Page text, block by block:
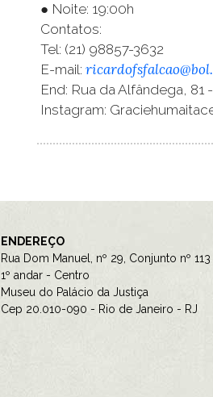
● Noite: 19:00h
Contatos:
Tel: (21) 98857-3632
E-mail:
End: Rua da Alfândega, 81
Instagram:
ENDEREÇO
Rua Dom Manuel, nº 29, Conjunto nº 113
1º andar - Centro
Museu do Palácio da Justiça
Cep 20.010-090 - Rio de Janeiro - RJ